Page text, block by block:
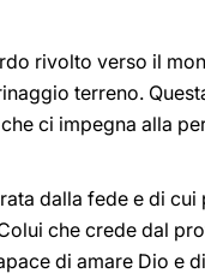
rivolto verso il
terreno.
ci impegna alla
dalla fede e di cui
che crede dal
di amare Dio e